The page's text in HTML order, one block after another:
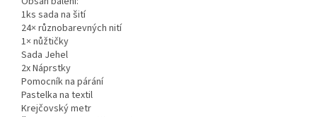
1ks sada na šití
24× různobarevných nití
1× nůžtičky
Sada Jehel
2x Náprstky
Pomocník na párání
Pastelka na textil
Krejčovský metr